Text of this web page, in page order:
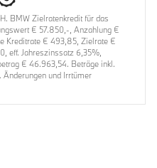
BMW Zielratenkredit für das
€ 57.850,-, Anzahlung €
Kreditrate € 493,85, Zielrate €
eff. Jahreszinssatz 6,35%,
€ 46.963,54. Beträge inkl.
Änderungen und Irrtümer